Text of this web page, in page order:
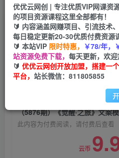
首页 中创网 正文
（5876期）《觉醒·之旅
一件小事 对自己有意义的
优优云网创
2年前发布
此内容为付费阅读，请付费后查看
云币
优优云网创 | 专注优质VIP网课资
的项目资源课程这里全部都有！
🔰 内容涵盖网赚项目、引流技术
每日稳定更新20-30优质付费资源
🔰 本站VIP 限时特惠， ￥78/年，
站资源免费下载， 每天更新，欢迎
🔰 优优云网创开放加盟，搭建一
平台， 站长微信：811805855